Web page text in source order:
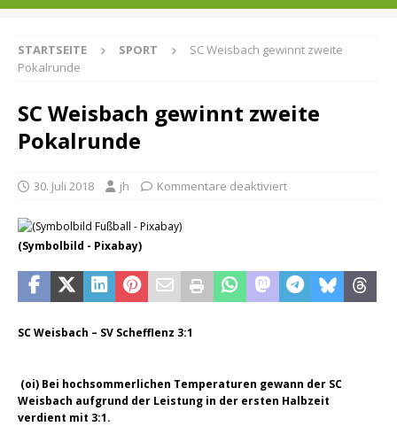
STARTSEITE SPORT
SC Weisbach gewinnt zweite
Pokalrunde
SC Weisbach gewinnt zweite
Pokalrunde
30. Juli 2018 jh Kommentare deaktiviert
(Symbolbild - Pixabay)
SC Weisbach – SV Schefflenz 3:1
(oi) Bei hochsommerlichen Temperaturen gewann der SC
Weisbach aufgrund der Leistung in der ersten Halbzeit
verdient mit 3:1.